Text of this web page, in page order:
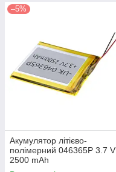
–5%
Акумулятор літієво-
полімерний 046365P 3.7 V
2500 mAh